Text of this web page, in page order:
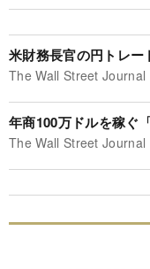
米財務長官の円トレ
The Wall Street Journal
年商100万ドルを稼ぐ
The Wall Street Journal